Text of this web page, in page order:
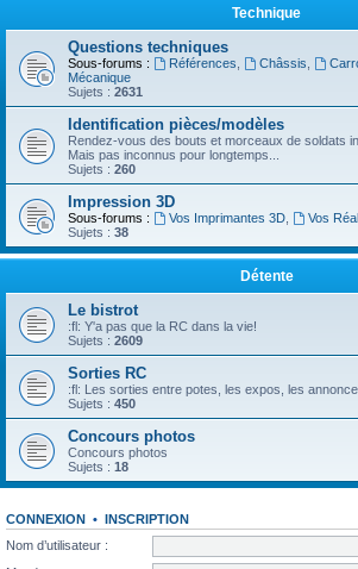
Technique
Questions techniques
Sous-forums : Références Châssis
Mécanique
Sujets : 2631
Identification pièces/modèles
Rendez-vous des bouts et morceaux de soldats
Mais pas inconnus pour longtemps...
Sujets : 260
Impression 3D
Sous-forums : Vos Imprimantes 3D,
Vos
Sujets : 38
Détente
Le bistrot
:fl: Y'a pas que la RC dans la vie!
Sujets : 2609
Sorties RC
:fl: Les sorties entre potes, les expos, les
Sujets : 450
Concours photos
Concours photos
Sujets : 18
CONNEXION • INSCRIPTION
Nom d’utilisateur :